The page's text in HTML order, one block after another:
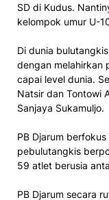
SD di Kudus.
kelompok umur U-
Di dunia
dengan melahirkan
capai level dunia.
Natsir dan Tontowi
Sanjaya Sukamuljo.
PB Djarum
pebulutangkis
59 atlet berusia
PB Djarum secara